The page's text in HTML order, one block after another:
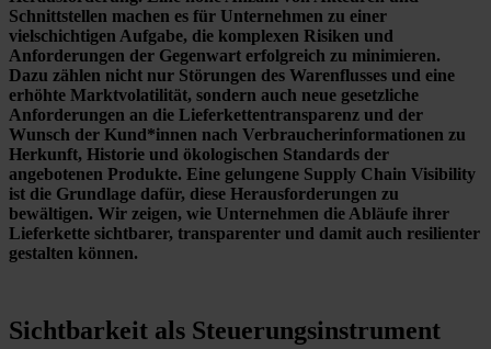
Schnittstellen machen es für Unternehmen zu einer
vielschichtigen Aufgabe, die komplexen Risiken und
Anforderungen der Gegenwart erfolgreich zu minimieren.
Dazu zählen nicht nur Störungen des Warenflusses und eine
erhöhte Marktvolatilität, sondern auch neue gesetzliche
Anforderungen an die Lieferkettentransparenz und der
Wunsch der Kund*innen nach Verbraucherinformationen zu
Herkunft, Historie und ökologischen Standards der
angebotenen Produkte. Eine gelungene Supply Chain Visibility
ist die Grundlage dafür, diese Herausforderungen zu
bewältigen. Wir zeigen, wie Unternehmen die Abläufe ihrer
Lieferkette sichtbarer, transparenter und damit auch resilienter
gestalten können.
Sichtbarkeit als Steuerungsinstrument